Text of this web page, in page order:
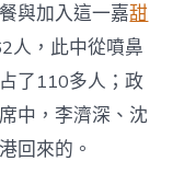
與加入這一嘉甜
人，此中從噴鼻
了110多人；政
中，李濟深、沈
回來的。